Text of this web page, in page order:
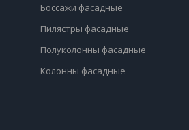
Боссажи фасадные
Пилястры фасадные
Полуколонны фасадные
Колонны фасадные